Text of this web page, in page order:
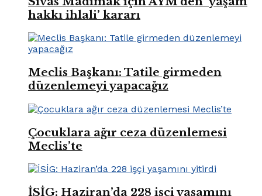
hakkı ihlali’ kararı
Meclis Başkanı: Tatile girmeden
düzenlemeyi yapacağız
Çocuklara ağır ceza düzenlemesi
Meclis’te
İSİG: Haziran’da 228 işçi yaşamını